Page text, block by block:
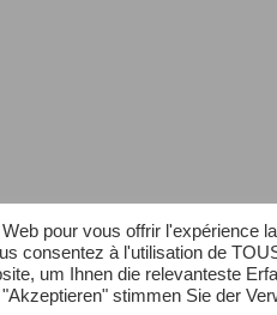
pour vous offrir l'expérience
consentez à l'utilisation de
um Ihnen die relevanteste
stimmen Sie der